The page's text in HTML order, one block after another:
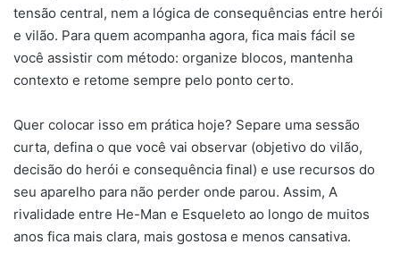
tensão central, nem a lógica de consequências entre herói
e vilão. Para quem acompanha agora, fica mais fácil se
você assistir com método: organize blocos, mantenha
contexto e retome sempre pelo ponto certo.
Quer colocar isso em prática hoje? Separe uma sessão
curta, defina o que você vai observar (objetivo do vilão,
decisão do herói e consequência final) e use recursos do
seu aparelho para não perder onde parou. Assim, A
rivalidade entre He-Man e Esqueleto ao longo de muitos
anos fica mais clara, mais gostosa e menos cansativa.